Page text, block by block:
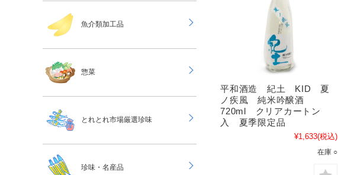
平和酒造 紀土 KID 夏
ノ疾風 純米吟醸酒
720ml クリアカートン
入 夏季限定品
¥1,633(税込)
在庫 ○
魚介類加工品
惣菜
とれとれ市場厳選珍味
珍味・名産品